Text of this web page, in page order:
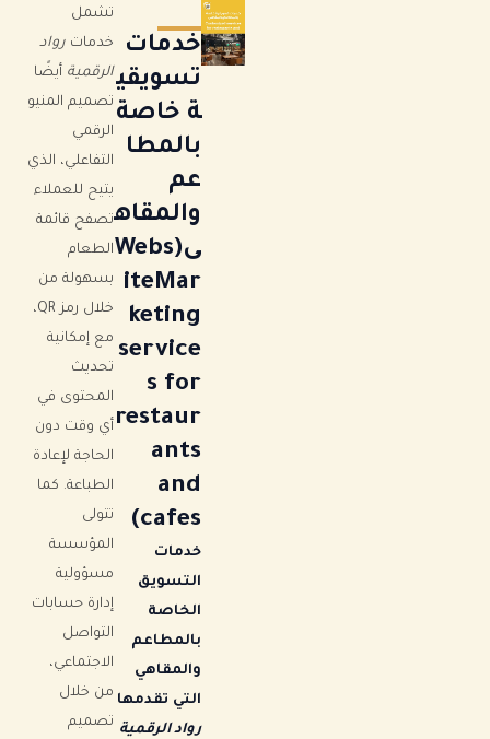
خدمات
تسويقي
ة خاصة
بالمطا
عم
والمقاه
ى(Webs
iteMar
keting
service
s for
restaur
ants
and
cafes)
خدمات
التسويق
الخاصة
بالمطاعم
والمقاهي
التي تقدمها
رواد الرقمية
تشمل
خدماترواد
الرقميةأيضًا
تصميم المنيو
الرقمي
التفاعلي، الذي
يتيح للعملاء
تصفح قائمة
الطعام
بسهولة من
خلال رمز QR،
مع إمكانية
تحديث
المحتوى في
أي وقت دون
الحاجة لإعادة
الطباعة. كما
تتولى
المؤسسة
مسؤولية
إدارة حسابات
التواصل
الاجتماعي،
من خلال
تصميم